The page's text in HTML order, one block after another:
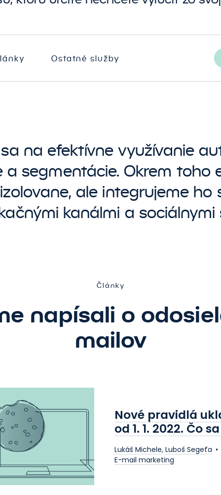
obchod
a tvorba dátových
a tvorba
a preskúmanie
Ostatné služby
na efektívne využívanie
a segmentácie. Okrem toho
ale integrujeme ho
kanálmi a sociálnymi
Články
napísali o
mailov
Nové pravidlá
od 1. 1. 2022. Čo
Lukáš Michele, Luboš Segeťa
E-mail marketing